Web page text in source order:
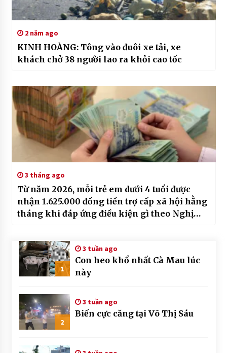
2 năm ago
KINH HOÀNG: Tông vào đuôi xe tải, xe
khách chở 38 người lao ra khỏi cao tốc
3 tháng ago
Từ năm 2026, mỗi trẻ em dưới 4 tuổi được
nhận 1.625.000 đồng tiền trợ cấp xã hội hằng
tháng khi đáp ứng điều kiện gì theo Nghị
1
3 tuần ago
Con heo khổ nhất Cà Mau lúc
này
2
3 tuần ago
Biến cực căng tại Võ Thị Sáu